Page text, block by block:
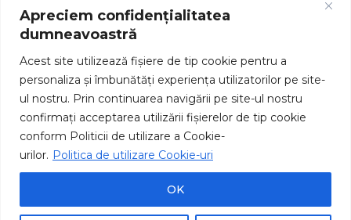
Apreciem confidențialitatea
dumneavoastră
Acest site utilizează fişiere de tip cookie pentru a
personaliza și îmbunătăți experiența utilizatorilor pe site-
ul nostru. Prin continuarea navigării pe site-ul nostru
confirmați acceptarea utilizării fişierelor de tip cookie
conform Politicii de utilizare a Cookie-
urilor. Politica de utilizare Cookie-uri
OK
Drepturi de autor © 2026